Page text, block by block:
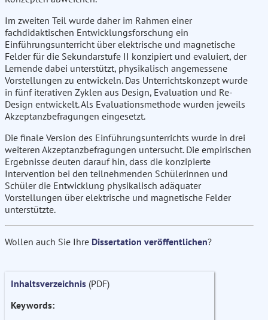
Im zweiten Teil wurde daher im Rahmen einer
fachdidaktischen Entwicklungsforschung ein
Einführungsunterricht über elektrische und magnetische
Felder für die Sekundarstufe II konzipiert und evaluiert, der
Lernende dabei unterstützt, physikalisch angemessene
Vorstellungen zu entwickeln. Das Unterrichtskonzept wurde
in fünf iterativen Zyklen aus Design, Evaluation und Re-
Design entwickelt. Als Evaluationsmethode wurden jeweils
Akzeptanzbefragungen eingesetzt.
Die finale Version des Einführungsunterrichts wurde in drei
weiteren Akzeptanzbefragungen untersucht. Die empirischen
Ergebnisse deuten darauf hin, dass die konzipierte
Intervention bei den teilnehmenden Schülerinnen und
Schüler die Entwicklung physikalisch adäquater
Vorstellungen über elektrische und magnetische Felder
unterstützte.
Wollen auch Sie Ihre Dissertation veröffentlichen?
Inhaltsverzeichnis (PDF)
Keywords: